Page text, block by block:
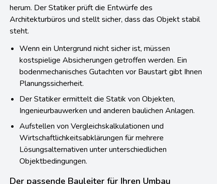
Wer ein Haus planen will, kommt um einen Statiker nicht
herum. Der Statiker prüft die Entwürfe des
Architekturbüros und stellt sicher, dass das Objekt stabil
Wenn ein Untergrund nicht sicher ist, müssen
kostspielige Absicherungen getroffen werden. Ein
bodenmechanisches Gutachten vor Baustart gibt Ihnen
Planungssicherheit.
Der Statiker ermittelt die Statik von Objekten,
Ingenieurbauwerken und anderen baulichen Anlagen.
Aufstellen von Vergleichskalkulationen und
Wirtschaftlichkeitsabklärungen für mehrere
Lösungsalternativen unter unterschiedlichen